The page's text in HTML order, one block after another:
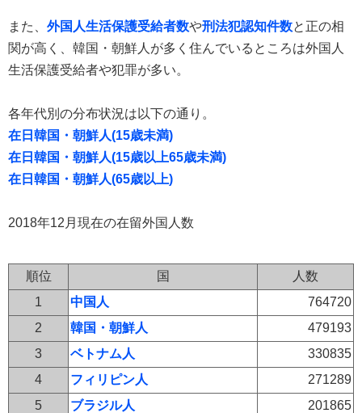
また、 外国人生活保護受給者数や刑法犯認知件数と正の相
関が高く、韓国・朝鮮人が多く住んでいるところは外国人
生活保護受給者や犯罪が多い。
各年代別の分布状況は以下の通り。
在日韓国・朝鮮人(15歳未満)
在日韓国・朝鮮人(15歳以上65歳未満)
在日韓国・朝鮮人(65歳以上)
2018年12月現在の在留外国人数
順位 国
人数
1
中国人
764720
2
韓国・朝鮮人
479193
3
ベトナム人
330835
4
フィリピン人
271289
5
ブラジル人
201865